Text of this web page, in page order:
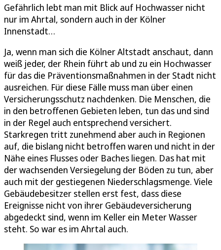
Gefährlich lebt man mit Blick auf Hochwasser nicht
nur im Ahrtal, sondern auch in der Kölner
Innenstadt…
Ja, wenn man sich die Kölner Altstadt anschaut, dann
weiß jeder, der Rhein führt ab und zu ein Hochwasser
für das die Präventionsmaßnahmen in der Stadt nicht
ausreichen. Für diese Fälle muss man über einen
Versicherungsschutz nachdenken. Die Menschen, die
in den betroffenen Gebieten leben, tun das und sind
in der Regel auch entsprechend versichert.
Starkregen tritt zunehmend aber auch in Regionen
auf, die bislang nicht betroffen waren und nicht in der
Nähe eines Flusses oder Baches liegen. Das hat mit
der wachsenden Versiegelung der Böden zu tun, aber
auch mit der gestiegenen Niederschlagsmenge. Viele
Gebäudebesitzer stellen erst fest, dass diese
Ereignisse nicht von ihrer Gebäudeversicherung
abgedeckt sind, wenn im Keller ein Meter Wasser
steht. So war es im Ahrtal auch.